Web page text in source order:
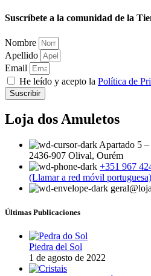
Suscríbete a la comunidad de la
Nombre
Apellido
Email
He leído y acepto la Política de
Suscribir
Loja dos Amuletos
Apartado 5
2436-907 Olival, Ourém
+351 967
(Llamar a red móvil portuguesa)
Últimas Publicaciones
Piedra del Sol
1 de agosto de 2022